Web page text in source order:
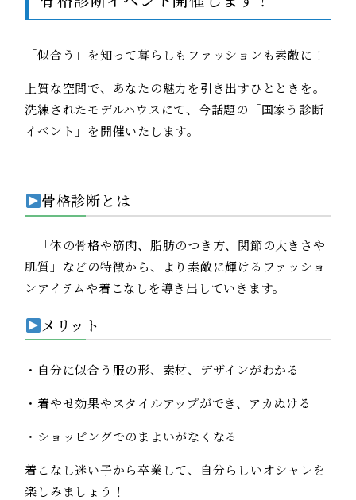
「似合う」を知って暮らしもファッションも素敵に！
上質な空間で、あなたの魅力を引き出すひとときを。
洗練されたモデルハウスにて、今話題の「国家う診断
イベント」を開催いたします。
骨格診断とは
「体の骨格や筋肉、脂肪のつき方、関節の大きさや
肌質」などの特徴から、より素敵に輝けるファッショ
ンアイテムや着こなしを導き出していきます。
メリット
・自分に似合う服の形、素材、デザインがわかる
・着やせ効果やスタイルアップができ、アカぬける
・ショッピングでのまよいがなくなる
着こなし迷い子から卒業して、自分らしいオシャレを
楽しみましょう！